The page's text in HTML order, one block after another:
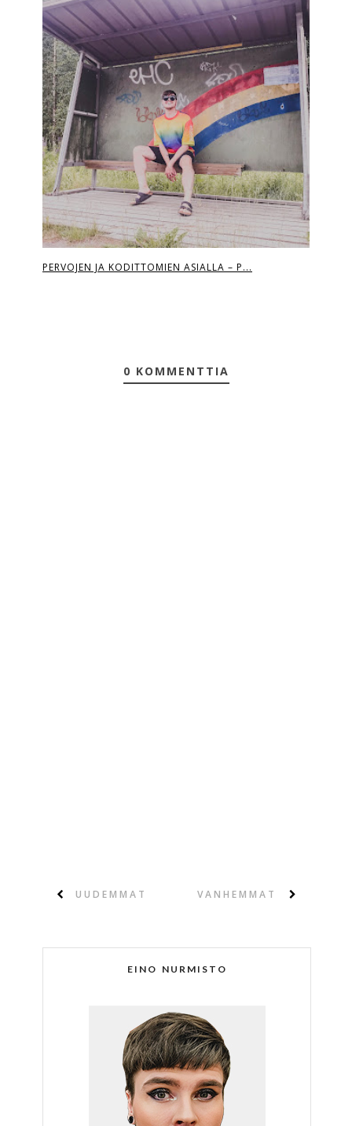
PERVOJEN JA KODITTOMIEN ASIALLA – P...
0 KOMMENTTIA
UUDEMMAT VANHEMMAT
EINO NURMISTO